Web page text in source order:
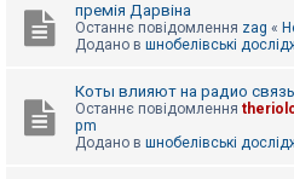
премія Дарвіна
Останнє повідомлення zag «
Додано в шнобелівські
Коты влияют на радио связь
Останнє повідомлення
pm
Додано в шнобелівські